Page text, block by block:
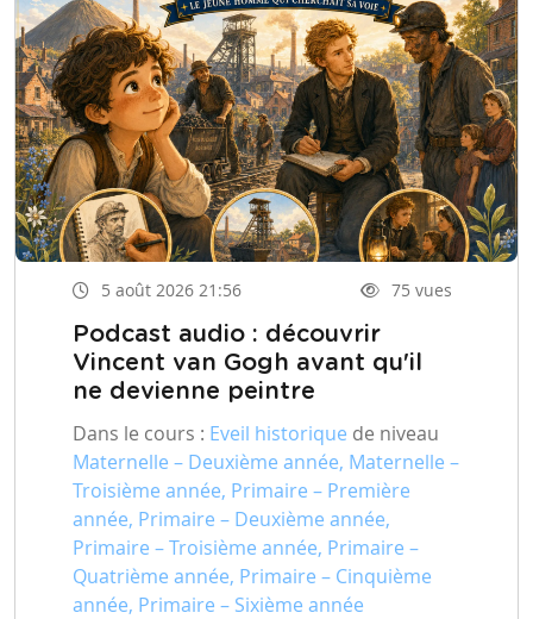
5 août 2026 21:56 75 vues
Podcast audio : découvrir
Vincent van Gogh avant qu'il
ne devienne peintre
Dans le cours : Eveil historique de niveau
Maternelle – Deuxième année, Maternelle –
Troisième année, Primaire – Première
année, Primaire – Deuxième année,
Primaire – Troisième année, Primaire –
Quatrième année, Primaire – Cinquième
année, Primaire – Sixième année